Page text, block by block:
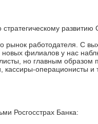
рынок работодателя. С
новых филиалов у нас
но главным образом
кассиры-операционисты и
Росгосстрах Банка: